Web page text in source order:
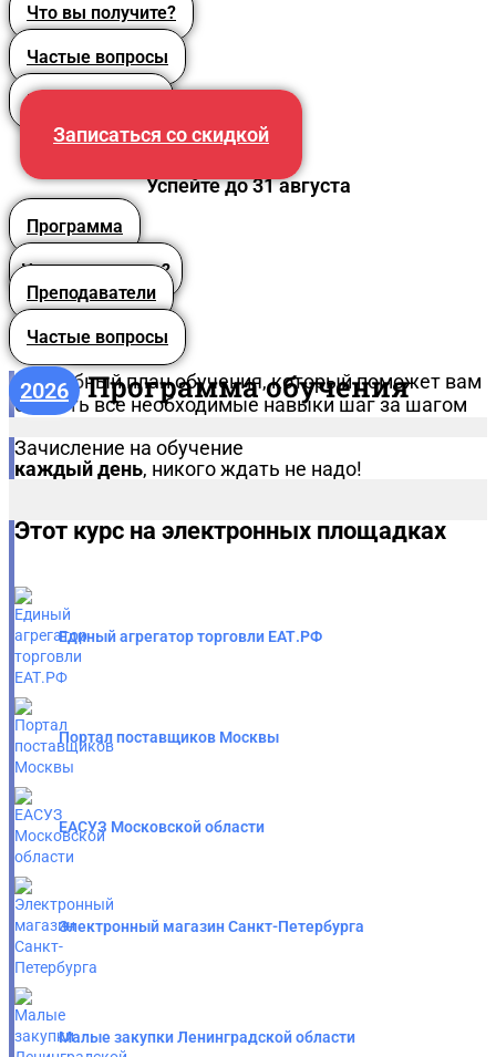
Что вы получите?
Частые вопросы
Преподаватели
Записаться со скидкой
Успейте до 31 августа
Программа
Что вы получите?
Преподаватели
Частые вопросы
Программа обучения
2026
Подробный план обучения, который поможет вам
освоить все необходимые навыки шаг за шагом
Зачисление на обучение
каждый день, никого ждать не надо!
Этот курс на электронных площадках
Единый агрегатор торговли ЕАТ.РФ
Портал поставщиков Москвы
ЕАСУЗ Московской области
Электронный магазин Санкт-Петербурга
Малые закупки Ленинградской области